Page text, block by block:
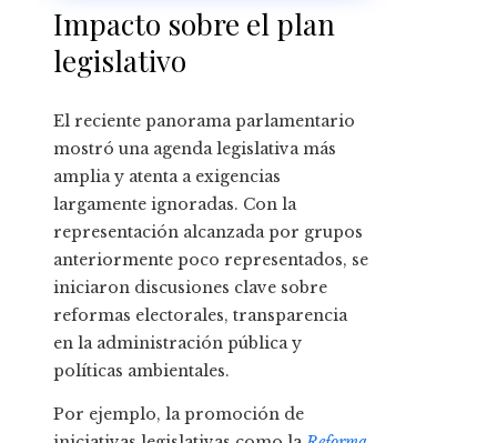
Impacto sobre el plan
legislativo
El reciente panorama parlamentario
mostró una agenda legislativa más
amplia y atenta a exigencias
largamente ignoradas. Con la
representación alcanzada por grupos
anteriormente poco representados, se
iniciaron discusiones clave sobre
reformas electorales, transparencia
en la administración pública y
políticas ambientales.
Por ejemplo, la promoción de